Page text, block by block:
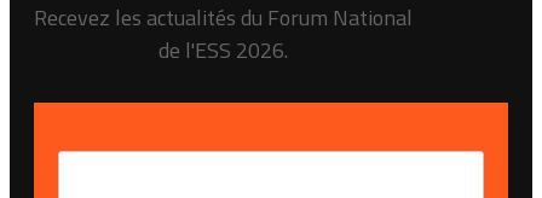
Recevez les actualités du Forum National
de l'ESS 2026.